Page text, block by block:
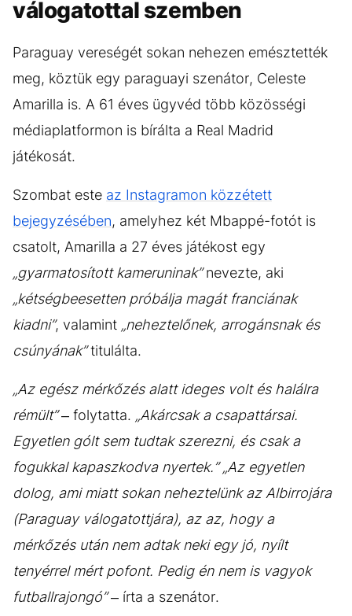
válogatottal szemben
Paraguay vereségét sokan nehezen emésztették
meg, köztük egy paraguayi szenátor, Celeste
Amarilla is. A 61 éves ügyvéd több közösségi
médiaplatformon is bírálta a Real Madrid
játékosát.
Szombat este az Instagramon közzétett
bejegyzésében, amelyhez két Mbappé-fotót is
csatolt, Amarilla a 27 éves játékost egy
„gyarmatosított kameruninak”nevezte, aki
„kétségbeesetten próbálja magát franciának
kiadni”, valamint „neheztelőnek, arrogánsnak és
csúnyának”titulálta.
„Az egész mérkőzés alatt ideges volt és halálra
rémült”– folytatta. „Akárcsak a csapattársai.
Egyetlen gólt sem tudtak szerezni, és csak a
fogukkal kapaszkodva nyertek.” „Az egyetlen
dolog, ami miatt sokan neheztelünk az Albirrojára
(Paraguay válogatottjára), az az, hogy a
mérkőzés után nem adtak neki egy jó, nyílt
tenyérrel mért pofont. Pedig én nem is vagyok
futballrajongó”– írta a szenátor.